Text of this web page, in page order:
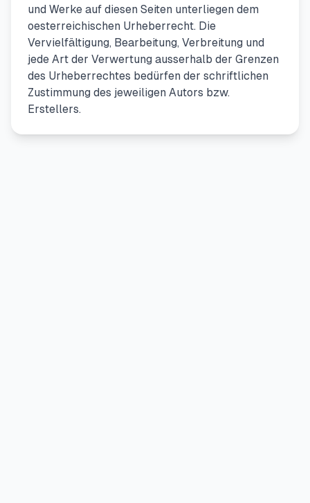
und Werke auf diesen Seiten unterliegen dem
oesterreichischen Urheberrecht. Die
Vervielfältigung, Bearbeitung, Verbreitung und
jede Art der Verwertung ausserhalb der Grenzen
des Urheberrechtes bedürfen der schriftlichen
Zustimmung des jeweiligen Autors bzw.
Erstellers.